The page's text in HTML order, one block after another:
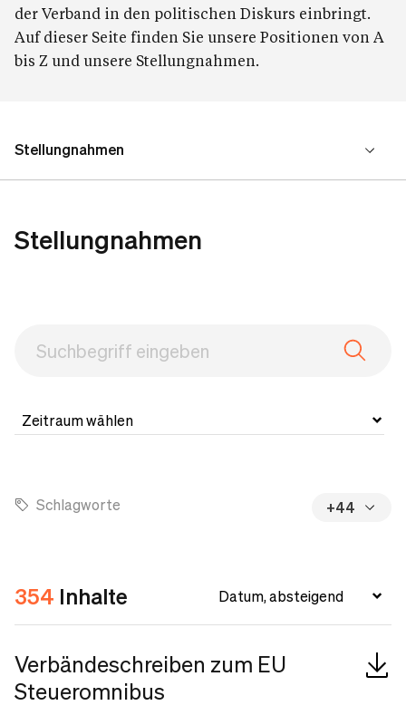
der Verband in den politischen Diskurs einbringt.
Auf dieser Seite finden Sie unsere Positionen von A
bis Z und unsere Stellungnahmen.
Stellungnahmen
Stellungnahmen
Schlagworte +44
354 Inhalte
Verbändeschreiben zum EU
Steueromnibus